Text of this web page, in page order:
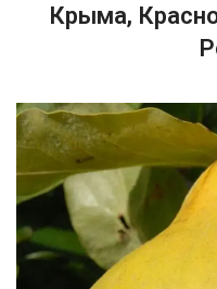
Крыма,